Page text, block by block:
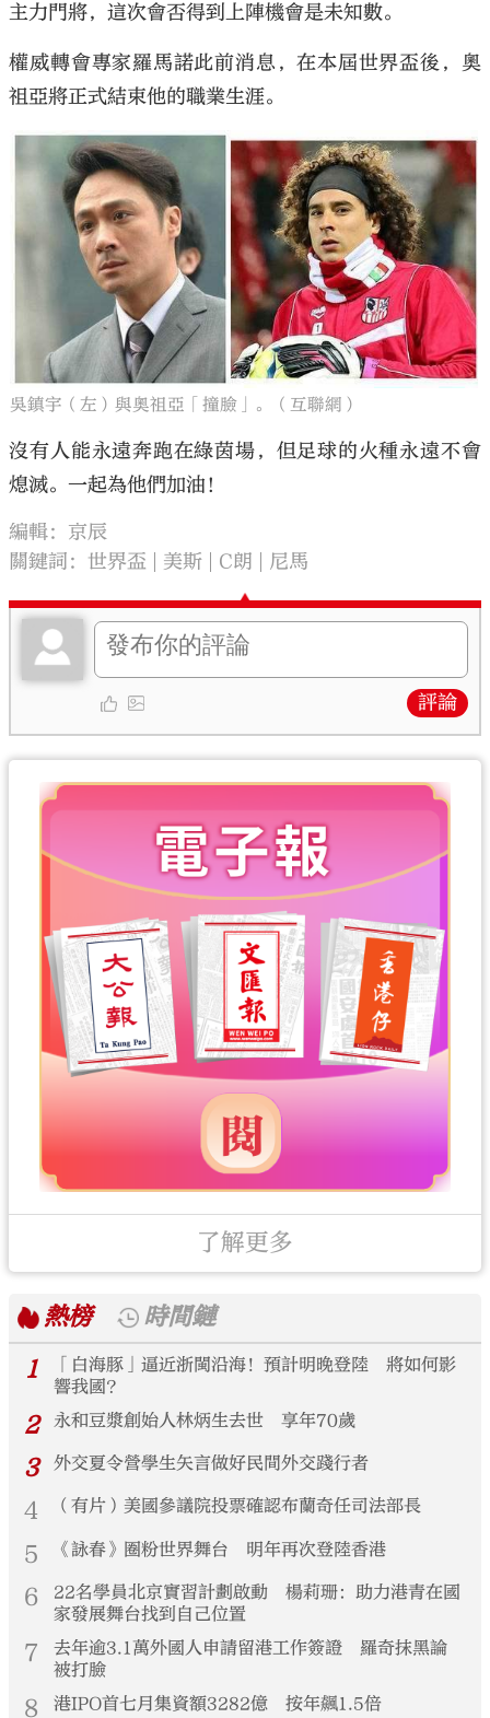
主力門將，這次會否得到上陣機會是未知數。
權威轉會專家羅馬諾此前消息，在本屆世界盃後，奧
祖亞將正式結束他的職業生涯。
吳鎮宇（左）與奧祖亞「撞臉」。（互聯網）
沒有人能永遠奔跑在綠茵場，但足球的火種永遠不會
熄滅。一起為他們加油！
編輯：京辰
關鍵詞： 世界盃 美斯 C朗 尼馬
評論
了解更多
熱榜
時間鏈
1
「白海豚」逼近浙閩沿海！預計明晚登陸 將如何影
響我國？
2 永和豆漿創始人林炳生去世 享年70歲
3 外交夏令營學生矢言做好民間外交踐行者
4 （有片）美國參議院投票確認布蘭奇任司法部長
5 《詠春》圈粉世界舞台 明年再次登陸香港
6
22名學員北京實習計劃啟動 楊莉珊：助力港青在國
家發展舞台找到自己位置
7
去年逾3.1萬外國人申請留港工作簽證 羅奇抹黑論
被打臉
8 港IPO首七月集資額3282億 按年飆1.5倍